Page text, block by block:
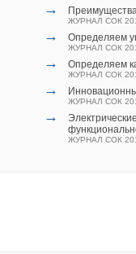
→
ЖУРНАЛ СОК
→ Определяем
ЖУРНАЛ СОК
→ Определяем
ЖУРНАЛ СОК
→
ЖУРНАЛ СОК
→
ЖУРНАЛ СОК
день,
два котла и два
Предшествующее
примером
Так как
мгновенный.